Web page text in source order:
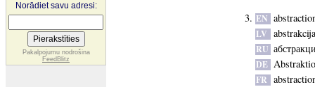
Norādiet savu adresi:
Pakalpojumu nodrošina
FeedBlitz
EN
LV abstrakcija
RU
DE
FR